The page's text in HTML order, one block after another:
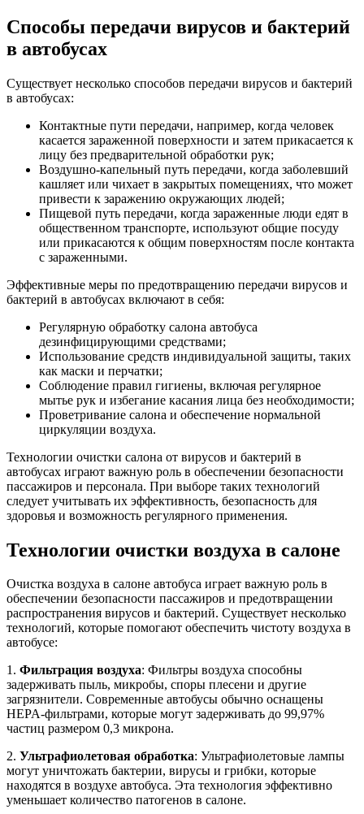
Способы передачи вирусов и бактерий
в автобусах
Существует несколько способов передачи вирусов и бактерий
в автобусах:
Контактные пути передачи, например, когда человек
касается зараженной поверхности и затем прикасается к
лицу без предварительной обработки рук;
Воздушно-капельный путь передачи, когда заболевший
кашляет или чихает в закрытых помещениях, что может
привести к заражению окружающих людей;
Пищевой путь передачи, когда зараженные люди едят в
общественном транспорте, используют общие посуду
или прикасаются к общим поверхностям после контакта
с зараженными.
Эффективные меры по предотвращению передачи вирусов и
бактерий в автобусах включают в себя:
Регулярную обработку салона автобуса
дезинфицирующими средствами;
Использование средств индивидуальной защиты, таких
как маски и перчатки;
Соблюдение правил гигиены, включая регулярное
мытье рук и избегание касания лица без необходимости;
Проветривание салона и обеспечение нормальной
циркуляции воздуха.
Технологии очистки салона от вирусов и бактерий в
автобусах играют важную роль в обеспечении безопасности
пассажиров и персонала. При выборе таких технологий
следует учитывать их эффективность, безопасность для
здоровья и возможность регулярного применения.
Технологии очистки воздуха в салоне
Очистка воздуха в салоне автобуса играет важную роль в
обеспечении безопасности пассажиров и предотвращении
распространения вирусов и бактерий. Существует несколько
технологий, которые помогают обеспечить чистоту воздуха в
автобусе:
1. Фильтрация воздуха: Фильтры воздуха способны
задерживать пыль, микробы, споры плесени и другие
загрязнители. Современные автобусы обычно оснащены
HEPA-фильтрами, которые могут задерживать до 99,97%
частиц размером 0,3 микрона.
2. Ультрафиолетовая обработка: Ультрафиолетовые лампы
могут уничтожать бактерии, вирусы и грибки, которые
находятся в воздухе автобуса. Эта технология эффективно
уменьшает количество патогенов в салоне.